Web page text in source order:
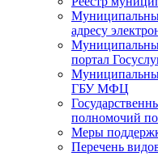
адресу
портал
ГБУ МФЦ
полномочий по
Меры
Перечень